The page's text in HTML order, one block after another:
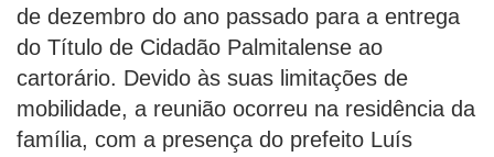
de dezembro do ano passado para a entrega
do Título de Cidadão Palmitalense ao
cartorário. Devido às suas limitações de
mobilidade, a reunião ocorreu na residência da
família, com a presença do prefeito Luís